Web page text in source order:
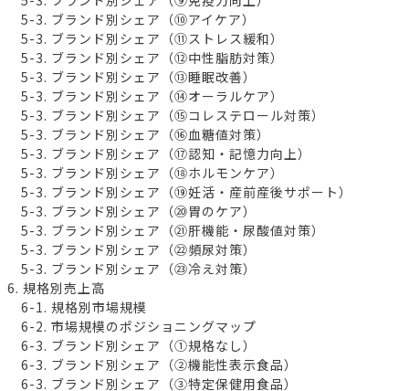
5-3. ブランド別シェア（⑩アイケア）
5-3. ブランド別シェア（⑪ストレス緩和）
5-3. ブランド別シェア（⑫中性脂肪対策）
5-3. ブランド別シェア（⑬睡眠改善）
5-3. ブランド別シェア（⑭オーラルケア）
5-3. ブランド別シェア（⑮コレステロール対策）
5-3. ブランド別シェア（⑯血糖値対策）
5-3. ブランド別シェア（⑰認知・記憶力向上）
5-3. ブランド別シェア（⑱ホルモンケア）
5-3. ブランド別シェア（⑲妊活・産前産後サポート）
5-3. ブランド別シェア（⑳胃のケア）
5-3. ブランド別シェア（㉑肝機能・尿酸値対策）
5-3. ブランド別シェア（㉒頻尿対策）
5-3. ブランド別シェア（㉓冷え対策）
6. 規格別売上高
6-1. 規格別市場規模
6-2. 市場規模のポジショニングマップ
6-3. ブランド別シェア（①規格なし）
6-3. ブランド別シェア（②機能性表示食品）
6-3. ブランド別シェア（③特定保健用食品）